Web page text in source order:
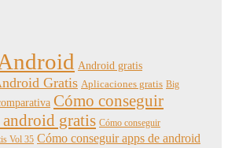
Android gratis
Gratis Aplicaciones gratis Big
Cómo conseguir
gratis Cómo conseguir
Vol 35 Cómo conseguir apps de android